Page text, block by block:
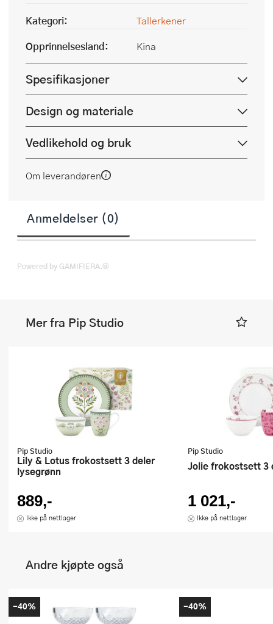
Kategori:
Tallerkener
Opprinnelsesland:
Kina
Spesifikasjoner
Design og materiale
Vedlikehold og bruk
Om leverandøren
Anmeldelser (0)
Powered by GAMIFIERA.®
Mer fra Pip Studio
Pip Studio
Lily & Lotus frokostsett 3 deler
lysegrønn
889,-
Ikke på nettlager
Pip Studio
Jolie frokostsett 3
1 021,-
Ikke på nettlager
Andre kjøpte også
-40% -40%